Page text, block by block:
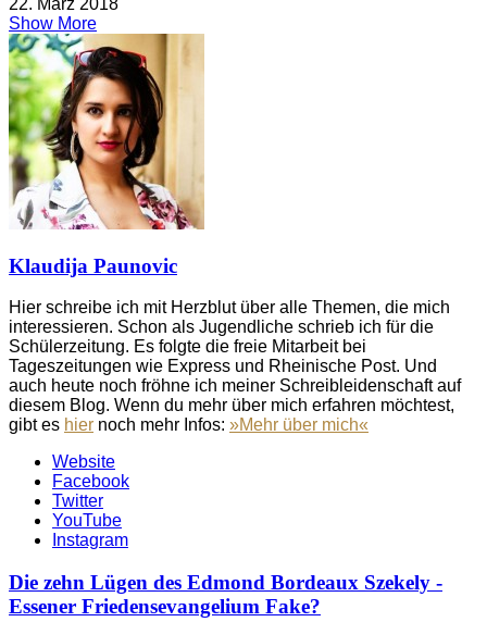
22. März 2018
Show More
Klaudija Paunovic
Hier schreibe ich mit Herzblut über alle Themen, die mich
interessieren. Schon als Jugendliche schrieb ich für die
Schülerzeitung. Es folgte die freie Mitarbeit bei
Tageszeitungen wie Express und Rheinische Post. Und
auch heute noch fröhne ich meiner Schreibleidenschaft auf
diesem Blog. Wenn du mehr über mich erfahren möchtest,
gibt es hier noch mehr Infos: »Mehr über mich«
Website
Facebook
Twitter
YouTube
Instagram
Die zehn Lügen des Edmond Bordeaux Szekely -
Essener Friedensevangelium Fake?